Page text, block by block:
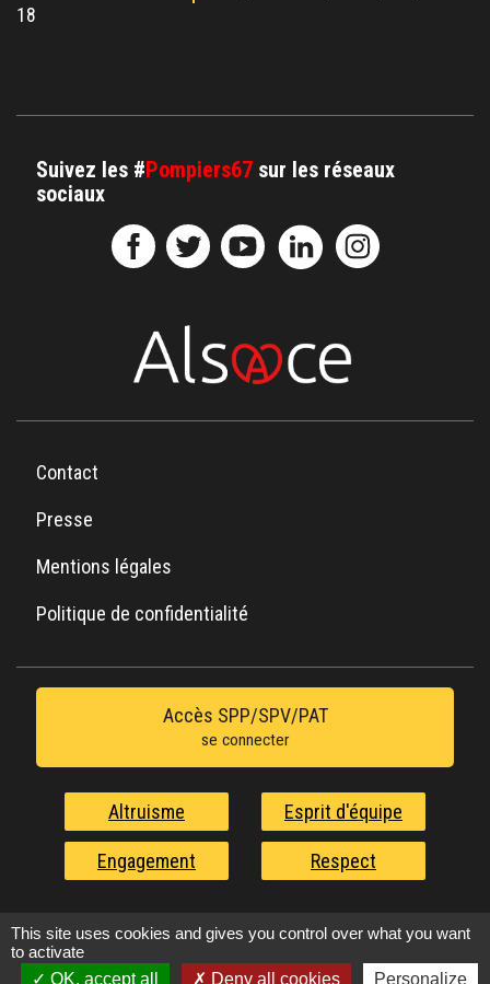
18
Suivez les #Pompiers67 sur les réseaux
sociaux
Contact
Presse
Mentions légales
Politique de confidentialité
Accès SPP/SPV/PAT
se connecter
Altruisme Esprit d'équipe
Engagement Respect
This site uses cookies and gives you control over what you want
to activate
OK, accept all
Deny all cookies Personalize